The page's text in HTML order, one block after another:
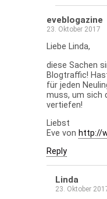
eveblogazine
23. Oktober 2017
Liebe Linda,
diese Sachen
Blogtraffic!
für jeden
muss, um sich
vertiefen!
Liebst
Eve von http://
Reply
Linda
23. Oktober